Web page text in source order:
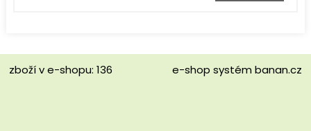
zboží v e-shopu: 136 e-shop systém banan.cz